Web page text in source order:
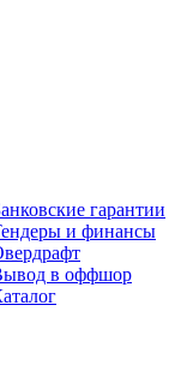
гарантии
и финансы
в оффшор